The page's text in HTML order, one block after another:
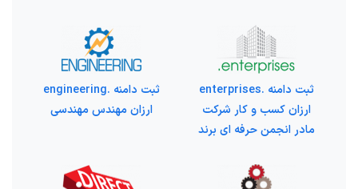
ثبت دامنه .enterprises
ارزان کسب و کار شرکت
مادر انجمن حرفه ای برند
ثبت دامنه .engineering
ارزان مهندس مهندسی